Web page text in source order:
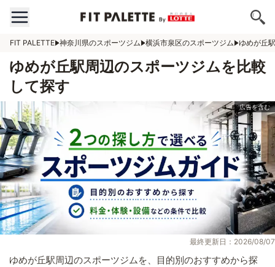
FIT PALETTE 神奈川県のスポーツジム 横浜市泉区のスポーツジム ゆめが丘
ゆめが丘駅周辺のスポーツジムを比較
して探す
最終更新日：2026/08/07
ゆめが丘駅周辺のスポーツジムを、目的別のおすすめから探